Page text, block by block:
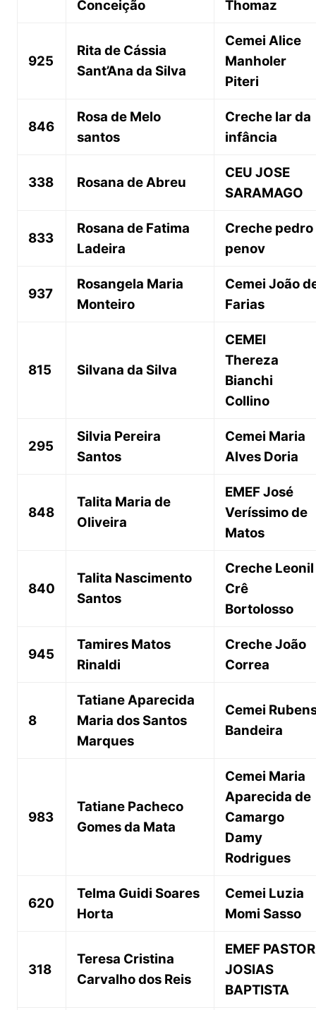
Conceição Thomaz
925
Rita de Cássia
Sant’Ana da Silva
Cemei Alice
Manholer
Piteri
846
Rosa de Melo
santos
Creche lar da
infância
338 Rosana de Abreu
CEU JOSE
SARAMAGO
833
Rosana de Fatima
Ladeira
Creche pedro
penov
937
Rosangela Maria
Monteiro
Cemei João
Farias
815 Silvana da Silva
CEMEI
Thereza
Bianchi
Collino
295
Silvia Pereira
Santos
Cemei Maria
Alves Doria
848
Talita Maria de
Oliveira
EMEF José
Veríssimo de
Matos
840
Talita Nascimento
Santos
Creche Leonil
Crê
Bortolosso
945
Tamires Matos
Rinaldi
Creche João
Correa
8
Tatiane Aparecida
Maria dos Santos
Marques
Cemei
Bandeira
983
Tatiane Pacheco
Gomes da Mata
Cemei Maria
Aparecida de
Camargo
Damy
Rodrigues
620
Telma Guidi Soares
Horta
Cemei Luzia
Momi Sasso
318
Teresa Cristina
Carvalho dos Reis
EMEF PASTOR
JOSIAS
BAPTISTA